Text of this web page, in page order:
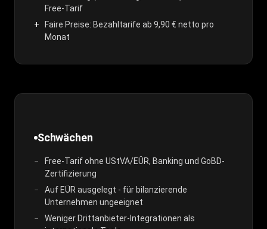
Free-Tarif
Faire Preise: Bezahltarife ab 9,90 € netto pro
Monat
Schwächen
Free-Tarif ohne UStVA/EÜR, Banking und GoBD-
Zertifizierung
Auf EÜR ausgelegt - für bilanzierende
Unternehmen ungeeignet
Weniger Drittanbieter-Integrationen als